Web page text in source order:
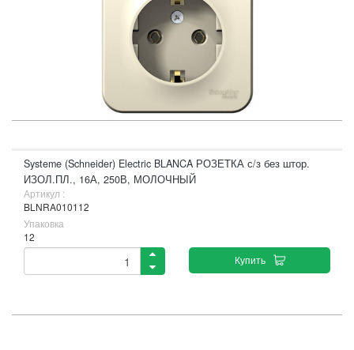
Systeme (Schneider) Electric BLANCA РОЗЕТКА с/з без штор.
ИЗОЛ.ПЛ., 16А, 250В, МОЛОЧНЫЙ
Артикул :
BLNRA010112
Упаковка
12
Купить